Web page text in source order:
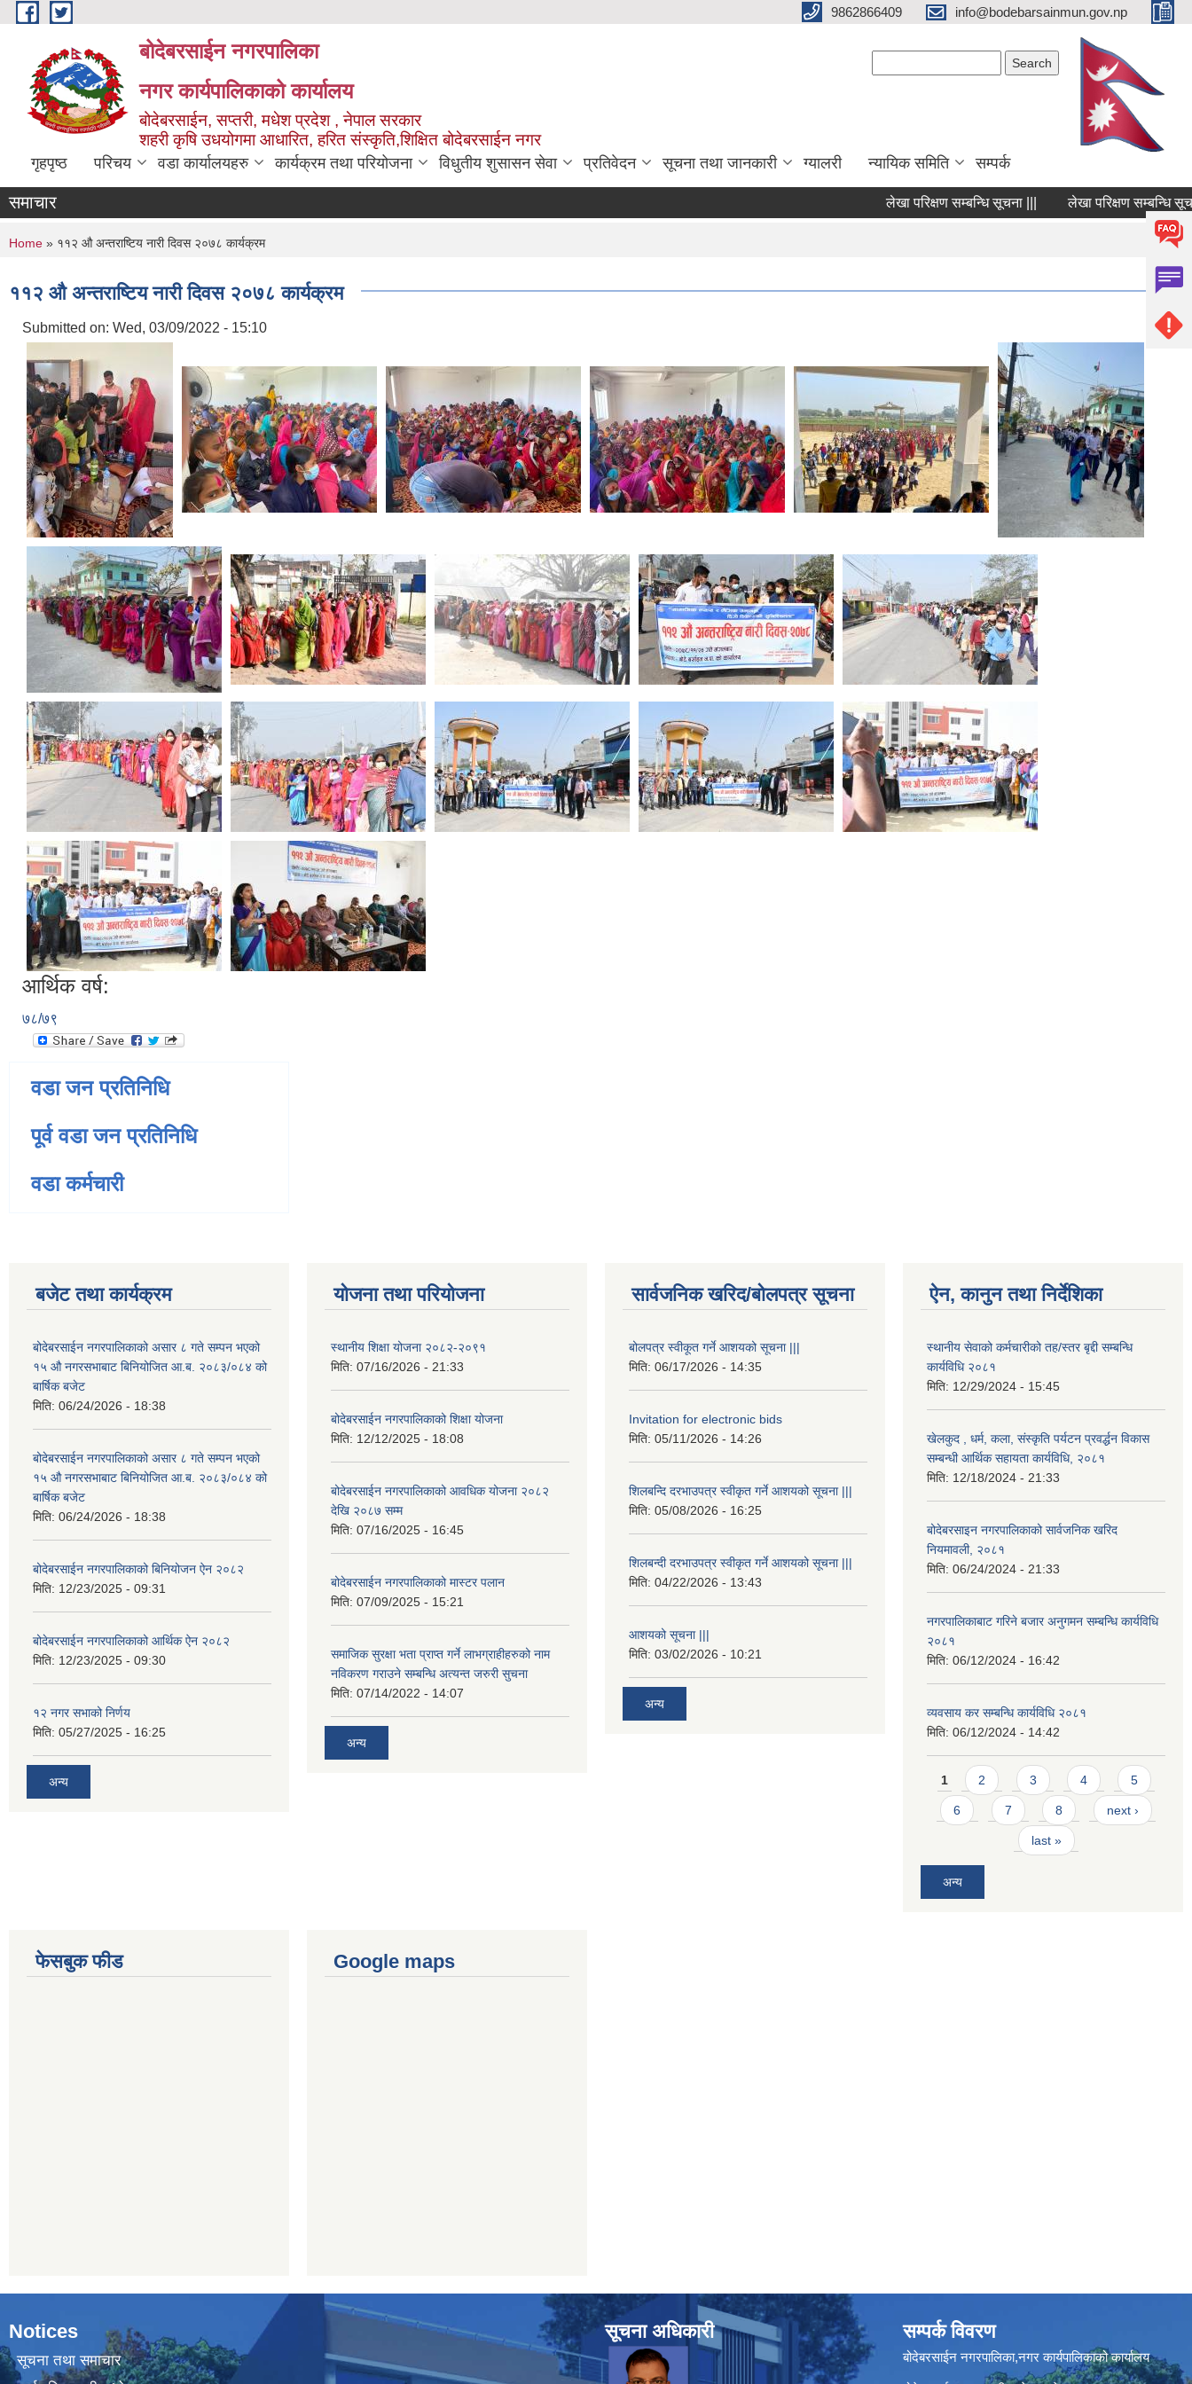
Skip to main content 9862866409 info@bodebarsainmun.gov.np
बोदेबरसाईन नगरपालिका
नगर कार्यपालिकाको कार्यालय
बोदेबरसाईन, सप्तरी, मधेश प्रदेश , नेपाल सरकार
शहरी कृषि उधयोगमा आधारित, हरित संस्कृति,शिक्षित बोदेबरसाईन नगर
गृहपृष्ठ परिचय वडा कार्यालयहरु कार्यक्रम तथा परियोजना विधुतीय शुसासन सेवा प्रतिवेदन सूचना तथा जानकारी ग्यालरी न्यायिक समिति सम्पर्क
समाचार लेखा परिक्षण सम्बन्धि सूचना ||| लेखा परिक्षण सम्बन्धि सूचना |||
2
You are here
Home » ११२ औ अन्तराष्टिय नारी दिवस २०७८ कार्यक्रम
११२ औ अन्तराष्टिय नारी दिवस २०७८ कार्यक्रम
Submitted on: Wed, 03/09/2022 - 15:10
आर्थिक वर्ष:
७८/७९
वडा जन प्रतिनिधि
पूर्व वडा जन प्रतिनिधि
वडा कर्मचारी
बजेट तथा कार्यक्रम
बोदेबरसाईन नगरपालिकाको असार ८ गते सम्पन भएको
१५ ‍‍‍औ नगरसभाबाट बिनियोजित आ.ब. २०८३/०८४ को
बार्षिक बजेट
मिति: 06/24/2026 - 18:38
बोदेबरसाईन नगरपालिकाको असार ८ गते सम्पन भएको
१५ ‍‍‍औ नगरसभाबाट बिनियोजित आ.ब. २०८३/०८४ को
बार्षिक बजेट
मिति: 06/24/2026 - 18:38
बोदेबरसाईन नगरपालिकाको बिनियोजन ऐन २०८२
मिति: 12/23/2025 - 09:31
बोदेबरसाईन नगरपालिकाको आर्थिक ऐन २०८२
मिति: 12/23/2025 - 09:30
१२ नगर सभाको निर्णय
मिति: 05/27/2025 - 16:25
अन्य
योजना तथा परियोजना
स्थानीय शिक्षा योजना २०८२-२०९१
मिति: 07/16/2026 - 21:33
बोदेबरसाईन नगरपालिकाको शिक्षा योजना
मिति: 12/12/2025 - 18:08
बोदेबरसाईन नगरपालिकाको आवधिक योजना २०८२
देखि २०८७ सम्म
मिति: 07/16/2025 - 16:45
बोदेबरसाईन नगरपालिकाको मास्टर पलान
मिति: 07/09/2025 - 15:21
समाजिक सुरक्षा भता प्राप्त गर्ने लाभग्राहीहरुको नाम
नविकरण गराउने सम्बन्धि अत्यन्त जरुरी सुचना
मिति: 07/14/2022 - 14:07
अन्य
सार्वजनिक खरिद/बोलपत्र सूचना
बोलपत्र स्वीकूत गर्ने आशयको सूचना |||
मिति: 06/17/2026 - 14:35
Invitation for electronic bids
मिति: 05/11/2026 - 14:26
शिलबन्दि दरभाउपत्र स्वीकृत गर्ने आशयको सूचना |||
मिति: 05/08/2026 - 16:25
शिलबन्दी दरभाउपत्र स्वीकृत गर्ने आशयको सूचना |||
मिति: 04/22/2026 - 13:43
आशयको सूचना |||
मिति: 03/02/2026 - 10:21
अन्य
ऐन, कानुन तथा निर्देशिका
स्थानीय सेवाको कर्मचारीको तह/स्तर बृद्दी सम्बन्धि
कार्यविधि २०८१
मिति: 12/29/2024 - 15:45
खेलकुद , धर्म, कला, संस्कृति पर्यटन प्रवर्द्धन विकास
सम्बन्धी आर्थिक सहायता कार्यविधि, २०८१
मिति: 12/18/2024 - 21:33
बोदेबरसाइन नगरपालिकाको सार्वजनिक खरिद
नियमावली, २०८१
मिति: 06/24/2024 - 21:33
नगरपालिकाबाट गरिने बजार अनुगमन सम्बन्धि कार्यविधि
२०८१
मिति: 06/12/2024 - 16:42
व्यवसाय कर सम्बन्धि कार्यविधि २०८१
मिति: 06/12/2024 - 14:42
Pages
1 2 3 4 5
6 7 8 next ›
last »
अन्य
फेसबुक फीड Google maps
Notices
सूचना तथा समाचार
सूचना अधिकारी सम्पर्क विवरण
बोदेबरसाईन नगरपालिका,नगर कार्यपालिकाको कार्यालय